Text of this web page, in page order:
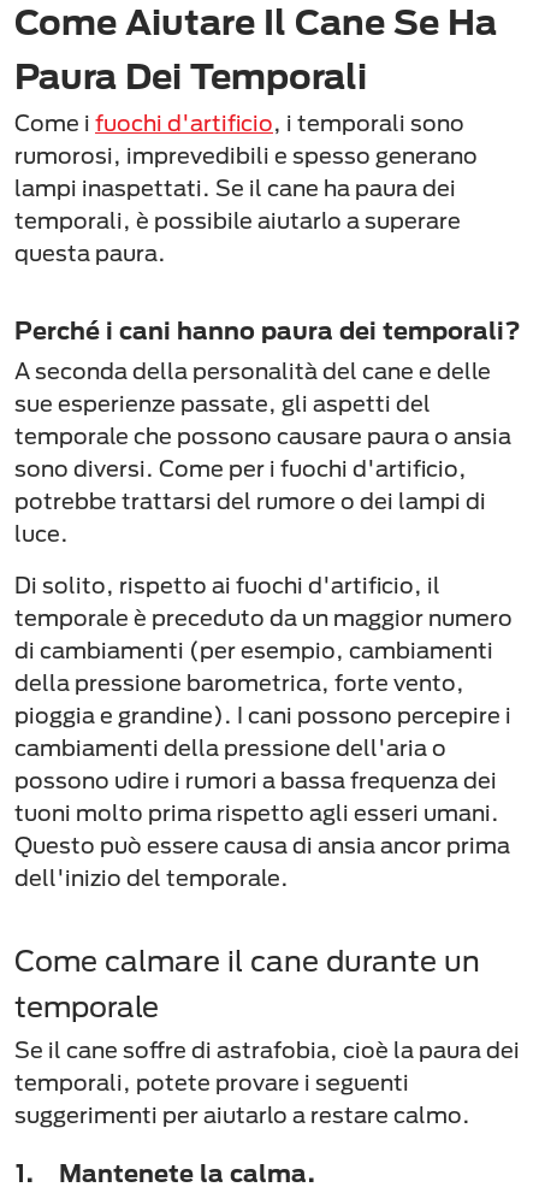
Come Aiutare Il Cane Se Ha
Paura Dei Temporali
Come i fuochi d'artificio, i temporali sono
rumorosi, imprevedibili e spesso generano
lampi inaspettati. Se il cane ha paura dei
temporali, è possibile aiutarlo a superare
questa paura.
Perché i cani hanno paura dei temporali?
A seconda della personalità del cane e delle
sue esperienze passate, gli aspetti del
temporale che possono causare paura o ansia
sono diversi. Come per i fuochi d'artificio,
potrebbe trattarsi del rumore o dei lampi di
luce.
Di solito, rispetto ai fuochi d'artificio, il
temporale è preceduto da un maggior numero
di cambiamenti (per esempio, cambiamenti
della pressione barometrica, forte vento,
pioggia e grandine). I cani possono percepire i
cambiamenti della pressione dell'aria o
possono udire i rumori a bassa frequenza dei
tuoni molto prima rispetto agli esseri umani.
Questo può essere causa di ansia ancor prima
dell'inizio del temporale.
Come calmare il cane durante un
temporale
Se il cane soffre di astrafobia, cioè la paura dei
temporali, potete provare i seguenti
suggerimenti per aiutarlo a restare calmo.
1. Mantenete la calma.